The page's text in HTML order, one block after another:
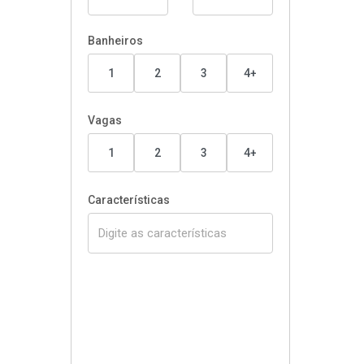
Banheiros
1 2 3 4+
Vagas
1 2 3 4+
Características